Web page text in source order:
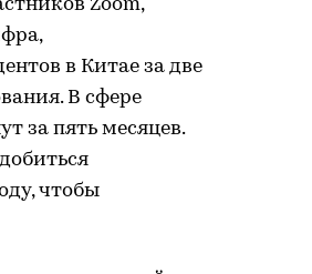
Zoom,
в Китае за две
В сфере
за пять месяцев.
чтобы